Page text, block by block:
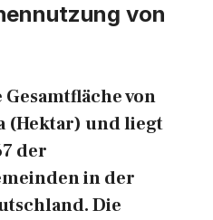
von
von
(Hektar) und liegt
der
in der
Die